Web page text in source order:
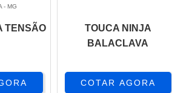
- MG
TENSÃO
TOUCA NINJA
BALACLAVA
COTAR AGORA